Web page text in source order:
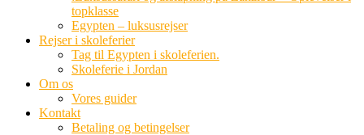
topklasse
Egypten – luksusrejser
Rejser i skoleferier
Tag til Egypten i skoleferien.
Skoleferie i Jordan
Om os
Vores guider
Kontakt
Betaling og betingelser